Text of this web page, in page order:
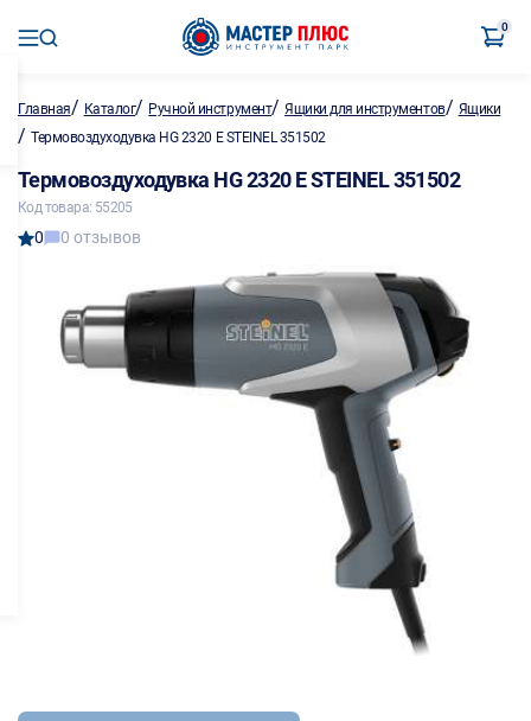
0
Главная/ Каталог/ Ручной инструмент/Ящики для инструментов/ Ящики
/ Термовоздуходувка HG 2320 E STEINEL 351502
Термовоздуходувка HG 2320 E STEINEL 351502
Код товара: 55205
0 0 отзывов